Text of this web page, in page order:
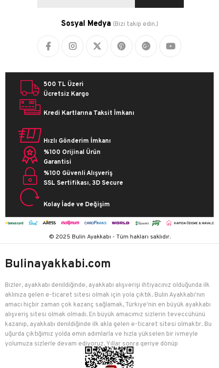
Sosyal Medya (Bizi takip edin.)
500 TL Üzeri
Ücretsiz Kargo
Kredi Kartlarına Taksit İmkanı
Hızlı Gönderim İmkanı
%100 Orijinal Ürün
Garantisi
%100 Güvenli Alışveriş
SSL Sertifikası, 3D Secure
Kolay İade ve Değişim
© 2025 Bulin Ayakkabı - Tüm hakları saklıdır.
Bulinayakkabi.com
Bizler, ayakkabı denildiğinde, ayakkabı alışverişi ihtiyacınız olduğunda ilk
aklınıza gelen e-ticaret sitesi olmak için yola çıktık. Bulin Ayakkabı'nın
amacı hiçbir zaman çok kazanç sağlamak, Türkiye'nin en büyük ayakkabı
alışveriş sitesi olmak olmadı. En büyük amacımız sizlerin teveccühünü
kazanıp, ayakkabı denildiğinde ilk akla gelen e-ticaret sitesi olmaktır. Bu
uğurda çıktığımız yolda emin adımlarla ve hızla yükselen bir ivmeyle
yolumuza sizlerle devam ediyoruz. Yıllar sonra geriye dönüp
baktığımızda birçok mutlu müşteriyi edindiğimiz için çok mutluyuz.